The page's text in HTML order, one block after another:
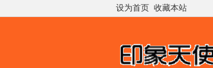
设为首页 收藏本站